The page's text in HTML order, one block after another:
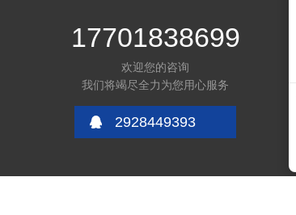
17701838699
欢迎您的咨询
我们将竭尽全力为您用心服务
2928449393